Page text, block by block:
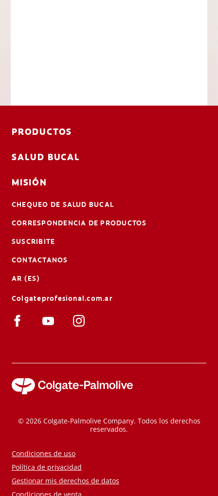
PRODUCTOS
SALUD BUCAL
MISIÓN
CHEQUEO DE SALUD BUCAL
CORRESPONDENCIA DE PRODUCTOS
SUSCRIBITE
CONTACTANOS
AR (ES)
Colgateprofesional.com.ar
© 2026 Colgate-Palmolive Company. Todos los derechos
reservados.
Condiciones de uso
Política de privacidad
Gestionar mis derechos de datos